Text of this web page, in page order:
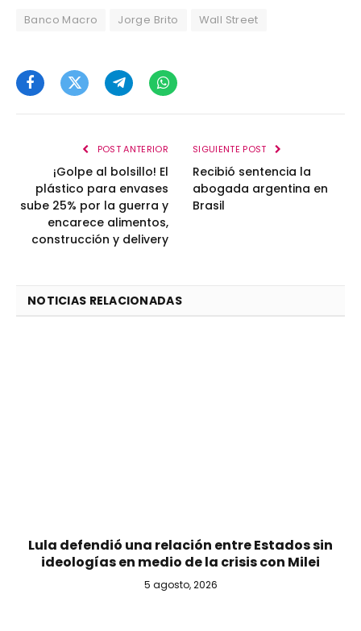
Banco Macro Jorge Brito Wall Street
FacebookTwitterTelegramWhatsApp
POST ANTERIOR
¡Golpe al bolsillo! El
plástico para envases
sube 25% por la guerra y
encarece alimentos,
construcción y delivery
SIGUIENTE POST
Recibió sentencia la
abogada argentina en
Brasil
NOTICIAS RELACIONADAS
Lula defendió una relación entre Estados sin
ideologías en medio de la crisis con Milei
5 agosto, 2026